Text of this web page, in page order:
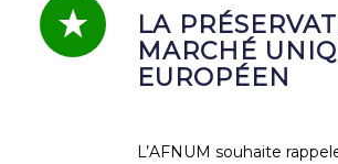
LA
MARCHÉ
EUROPÉEN
L’AFNUM souhaite